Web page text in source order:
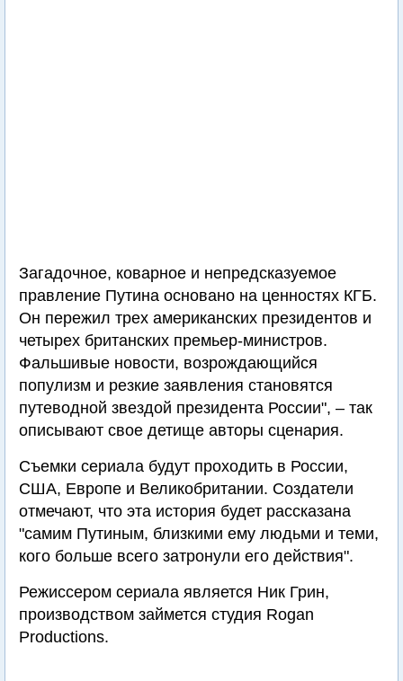
Загадочное, коварное и непредсказуемое
правление Путина основано на ценностях КГБ.
Он пережил трех американских президентов и
четырех британских премьер-министров.
Фальшивые новости, возрождающийся
популизм и резкие заявления становятся
путеводной звездой президента России", – так
описывают свое детище авторы сценария.
Съемки сериала будут проходить в России,
США, Европе и Великобритании. Создатели
отмечают, что эта история будет рассказана
"самим Путиным, близкими ему людьми и теми,
кого больше всего затронули его действия".
Режиссером сериала является Ник Грин,
производством займется студия Rogan
Productions.